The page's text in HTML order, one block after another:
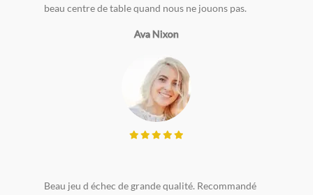
beau centre de table quand nous ne jouons pas.
Ava Nixon
Beau jeu d échec de grande qualité. Recommandé